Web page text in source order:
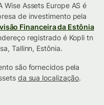
Assets Europe AS é
de investimento pela
Financeira da Estônia
registrado é Kopli tn
Tallinn, Estônia.
são fornecidos pela
da sua localização.